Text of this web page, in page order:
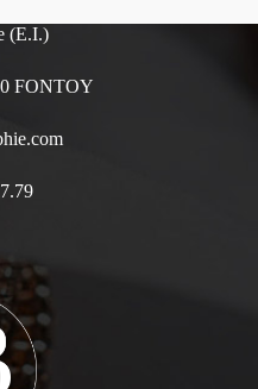
(E.I.)
FONTOY